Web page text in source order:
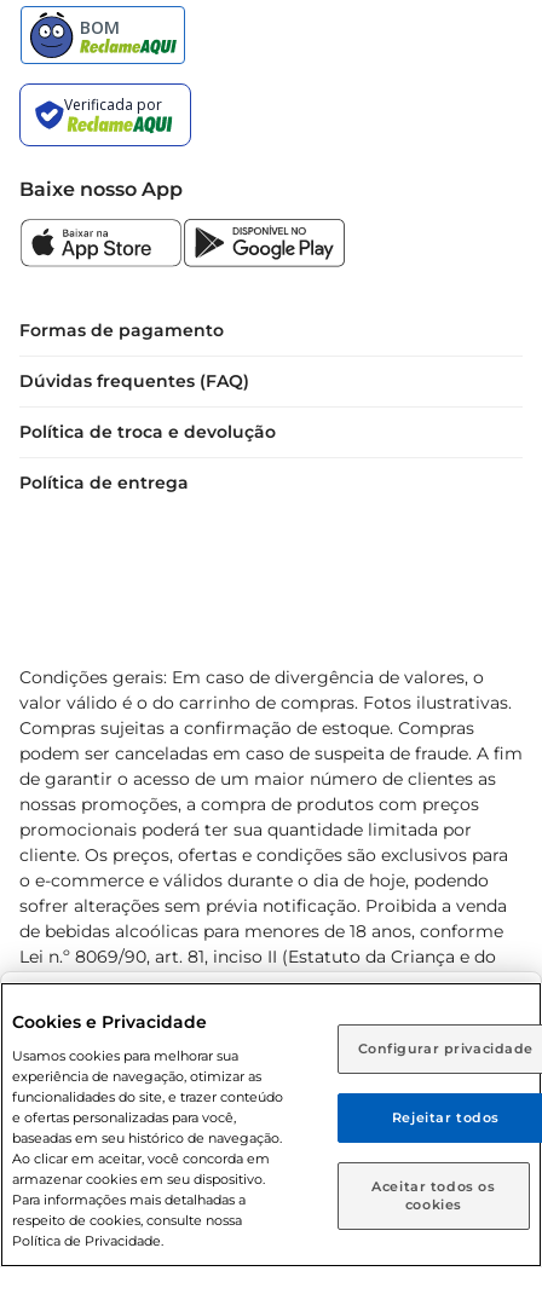
Rio de Janeiro (RJ) Goiás (GO)
Ou
Caso queira comprar online, informe como deseja receber
suas compras:
Entrega em casa Retire em Loja
Baixe nosso App
Formas de pagamento
Dúvidas frequentes (FAQ)
Política de troca e devolução
Política de entrega
Condições gerais: Em caso de divergência de valores, o
valor válido é o do carrinho de compras. Fotos ilustrativas.
Compras sujeitas a confirmação de estoque. Compras
podem ser canceladas em caso de suspeita de fraude. A fim
de garantir o acesso de um maior número de clientes as
nossas promoções, a compra de produtos com preços
promocionais poderá ter sua quantidade limitada por
cliente. Os preços, ofertas e condições são exclusivos para
o e-commerce e válidos durante o dia de hoje, podendo
sofrer alterações sem prévia notificação. Proibida a venda
de bebidas alcoólicas para menores de 18 anos, conforme
Lei n.º 8069/90, art. 81, inciso II (Estatuto da Criança e do
Adolescente). Preços e condições exclusivos para o
prévio. O valor mínimo para as compras on-line é de R$
80,00.
© 2026 Copyright. Todos os direitos
reservados Prezunic.
Cookies e Privacidade
Usamos cookies para melhorar sua
experiência de navegação, otimizar as
funcionalidades do site, e trazer conteúdo
e ofertas personalizadas para você,
baseadas em seu histórico de navegação.
Ao clicar em aceitar, você concorda em
armazenar cookies em seu dispositivo.
Para informações mais detalhadas a
respeito de cookies, consulte nossa
Política de Privacidade.
Configurar privacidade
Rejeitar todos
Aceitar todos os
cookies